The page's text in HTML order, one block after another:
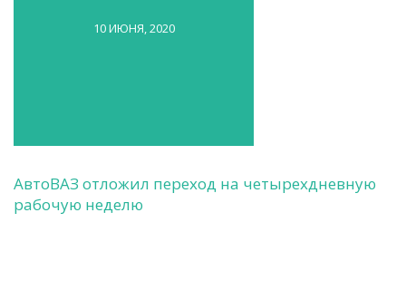
10 ИЮНЯ, 2020
АвтоВАЗ отложил переход на четырехдневную
рабочую неделю